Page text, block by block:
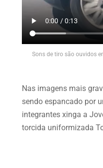
Sons de tiro são ouvidos
Nas imagens mais
sendo espancado por
integrantes xinga a
torcida uniformizada